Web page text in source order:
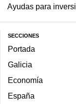
Ayudas para
SECCIONES
Portada
Galicia
Economía
España